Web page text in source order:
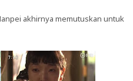
akhirnya memutuskan untuk